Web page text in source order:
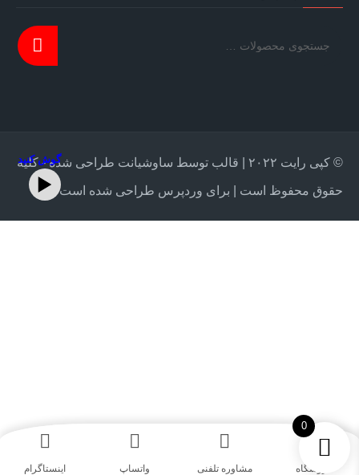
گوش کنید
© کپی رایت ۲۰۲۲ | قالب توسط ساوشیانت طراحی شده - کلیه
حقوق محفوظ است | برای وردپرس طراحی شده است
فروشگاه مشاوره تلفنی واتساپ اینستاگرام‎
0